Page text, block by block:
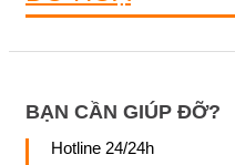
BẠN CẦN GIÚP ĐỠ?
Hotline 24/24h